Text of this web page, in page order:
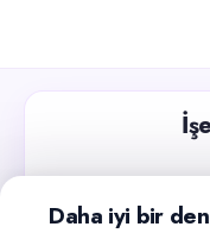
Güncel iş
Daha iyi bir